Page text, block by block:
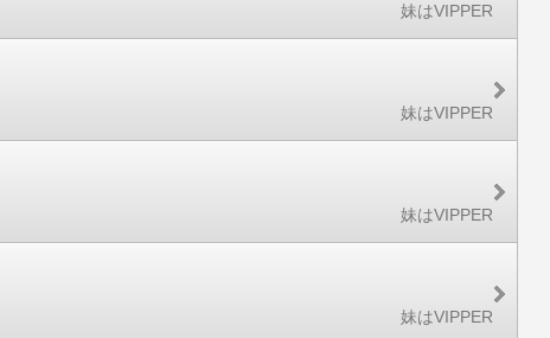
妹はVIPPER
妹はVIPPER
妹はVIPPER
妹はVIPPER